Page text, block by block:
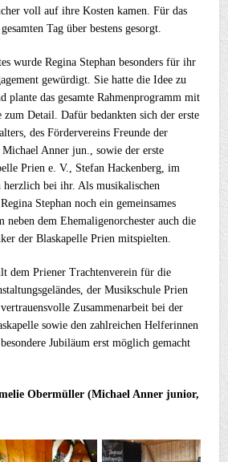
voll auf ihre Kosten kamen. Für das
Tag über bestens gesorgt.
wurde Regina Stephan besonders für ihr
gewürdigt. Sie hatte die Idee zu
plante das gesamte Rahmenprogramm mit
Detail. Dafür bedankten sich der erste
des Fördervereins Freunde der
Anner jun., sowie der erste
Prien e. V., Stefan Hackenberg, im
bei ihr. Als musikalischen
Stephan noch ein gemeinsames
neben dem Ehemaligenorchester auch die
der Blaskapelle Prien mitspielten.
dem Priener Trachtenverein für die
der Musikschule Prien
Zusammenarbeit bei der
sowie den zahlreichen Helferinnen
Jubiläum erst möglich gemacht
Obermüller (Michael Anner junior,